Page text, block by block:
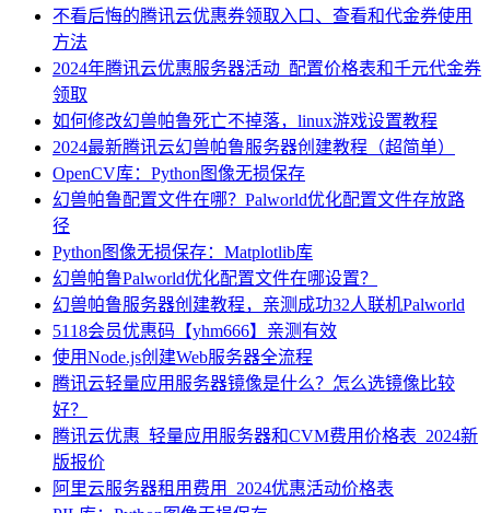
不看后悔的腾讯云优惠券领取入口、查看和代金券使用
方法
2024年腾讯云优惠服务器活动_配置价格表和千元代金券
领取
如何修改幻兽帕鲁死亡不掉落，linux游戏设置教程
2024最新腾讯云幻兽帕鲁服务器创建教程（超简单）
OpenCV库：Python图像无损保存
幻兽帕鲁配置文件在哪？Palworld优化配置文件存放路
径
Python图像无损保存：Matplotlib库
幻兽帕鲁Palworld优化配置文件在哪设置？
幻兽帕鲁服务器创建教程，亲测成功32人联机Palworld
5118会员优惠码【yhm666】亲测有效
使用Node.js创建Web服务器全流程
腾讯云轻量应用服务器镜像是什么？怎么选镜像比较
好？
腾讯云优惠_轻量应用服务器和CVM费用价格表_2024新
版报价
阿里云服务器租用费用_2024优惠活动价格表